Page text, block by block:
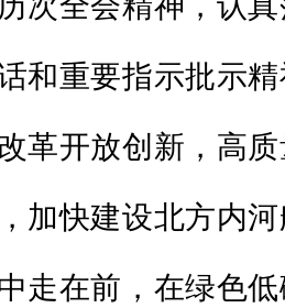
和重要指示批示
革开放创新，高
加快建设北方内
走在前，在绿色